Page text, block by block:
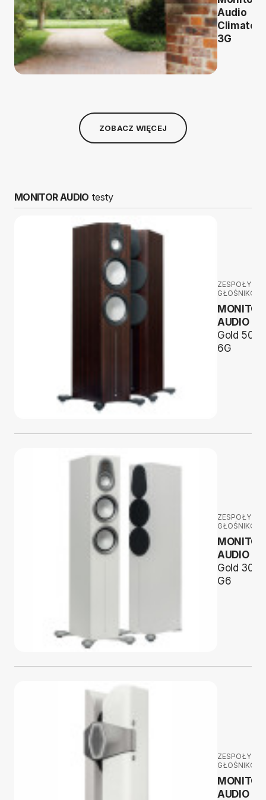
Audio
Climate
3G
ZOBACZ WIĘCEJ
MONITOR AUDIO testy
ZESPOŁY
MONITOR
AUDIO
Gold 500
6G
ZESPOŁY
MONITOR
AUDIO
Gold 300
G6
ZESPOŁY
MONITOR
AUDIO